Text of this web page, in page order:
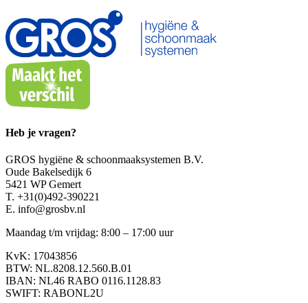
Heb je vragen?
GROS hygiëne & schoonmaaksystemen B.V.
Oude Bakelsedijk 6
5421 WP Gemert
T. +31(0)492-390221
E. info@grosbv.nl
Maandag t/m vrijdag: 8:00 – 17:00 uur
KvK: 17043856
BTW: NL.8208.12.560.B.01
IBAN: NL46 RABO 0116.1128.83
SWIFT: RABONL2U